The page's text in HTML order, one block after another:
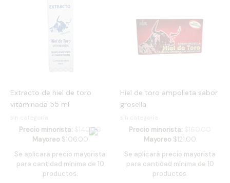
Extracto de hiel de toro
vitaminada 55 ml
Precio minorista:
140.00
Mayoreo $106.00
Se aplicará precio mayorista
para cantidad mínima de 10
productos.
Hiel de toro ampolleta sabor
grosella
Precio minorista:
Mayoreo $121.00
Se aplicará precio mayorista
para cantidad mínima de 10
productos.